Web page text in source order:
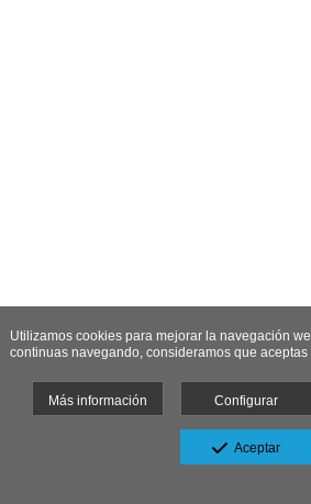
Utilizamos cookies para mejorar la navegación
continuas navegando, consideramos que aceptas
Más información Configurar
Aceptar